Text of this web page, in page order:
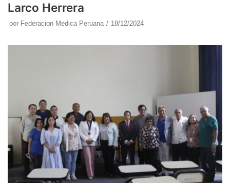
Larco Herrera
por Federacion Medica Peruana 18/12/2024